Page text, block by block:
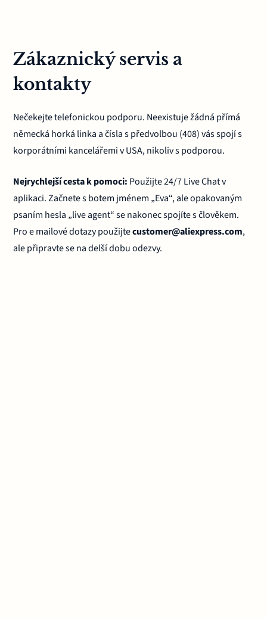
Zákaznický servis a
kontakty
Nečekejte telefonickou podporu. Neexistuje žádná přímá
německá horká linka a čísla s předvolbou (408) vás spojí s
korporátními kancelářemi v USA, nikoliv s podporou.
Nejrychlejší cesta k pomoci: Použijte 24/7 Live Chat v
aplikaci. Začnete s botem jménem „Eva“, ale opakovaným
psaním hesla „live agent“ se nakonec spojíte s člověkem.
Pro e mailové dotazy použijtecustomer@aliexpress.com,
ale připravte se na delší dobu odezvy.